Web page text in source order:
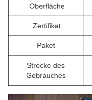
Oberfläche
Zertifikat
Paket
Strecke des
Gebrauches